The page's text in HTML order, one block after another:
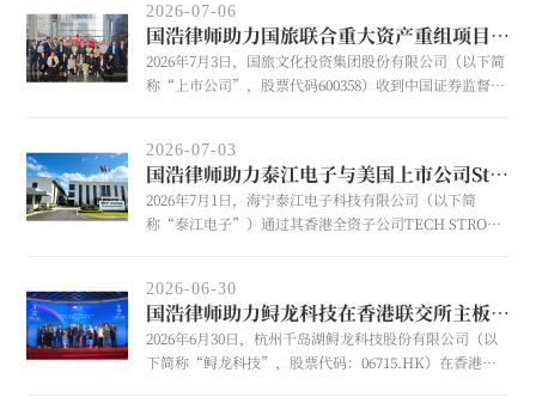
购中广核惠州核电有限公司82%股权，以及中广核惠州第
二核电有限公司、中广核惠州第三核电有限公司、中广核
湛江核电有限公司100%股权。经近一年的有序推进，中
国广核已完成涉及诸多地区与机组的沿海核电资产注入工
2026-07-06
国浩律师助力国旅联合重大资产重组项目审核通过
2026年7月3日，国旅文化投资集团股份有限公司（以下简
称“上市公司”，股票代码600358）收到中国证券监督管
许可〔2026〕1611号），国浩上海受聘担任上市公司本次
重大资产重组项目的专项法律顾问。
2026-07-03
国浩律师助力泰江电子与美国上市公司Standard Motor Products泰国合资项目顺利交割
2026年7月1日，海宁泰江电子科技有限公司（以下简
称“泰江电子”）通过其香港全资子公司TECH STRONG
以下简称“SMP”）泰国合资项目顺利交割。
2026-06-30
国浩律师助力鲟龙科技在香港联交所主板挂牌上市
2026年6月30日，杭州千岛湖鲟龙科技股份有限公司（以
下简称“鲟龙科技”，股票代码：06715.HK）在香港联